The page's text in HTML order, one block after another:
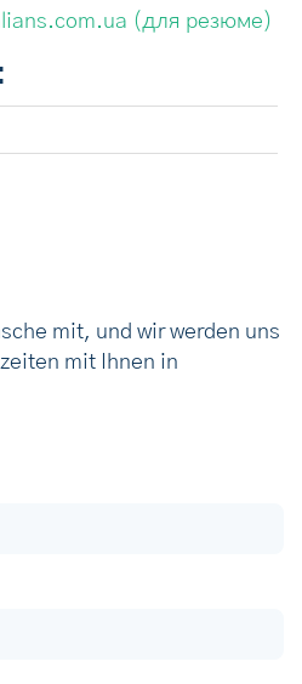
(для резюме)
mit, und wir werden uns
mit Ihnen in